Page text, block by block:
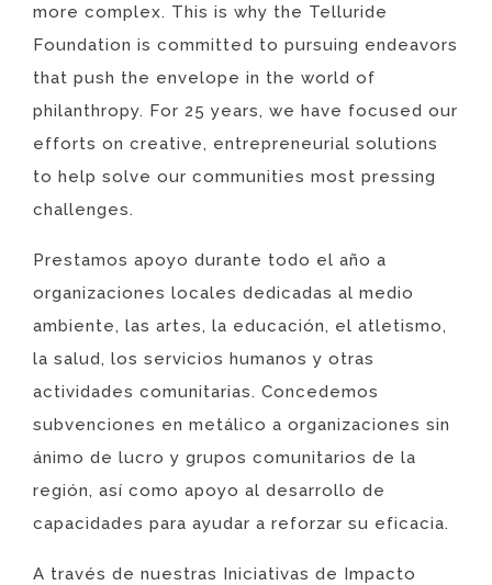
more complex. This is why the Telluride
Foundation is committed to pursuing endeavors
that push the envelope in the world of
philanthropy. For 25 years, we have focused our
efforts on creative, entrepreneurial solutions
to help solve our communities most pressing
challenges.
Prestamos apoyo durante todo el año a
organizaciones locales dedicadas al medio
ambiente, las artes, la educación, el atletismo,
la salud, los servicios humanos y otras
actividades comunitarias. Concedemos
subvenciones en metálico a organizaciones sin
ánimo de lucro y grupos comunitarios de la
región, así como apoyo al desarrollo de
capacidades para ayudar a reforzar su eficacia.
A través de nuestras Iniciativas de Impacto